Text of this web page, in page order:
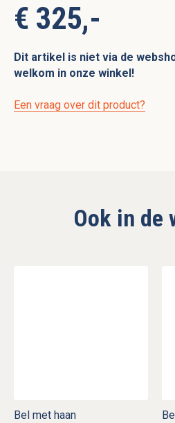
€ 325,-
Dit artikel is niet via de
welkom in onze winkel!
Een vraag over dit product?
Ook in de
Bel met haan